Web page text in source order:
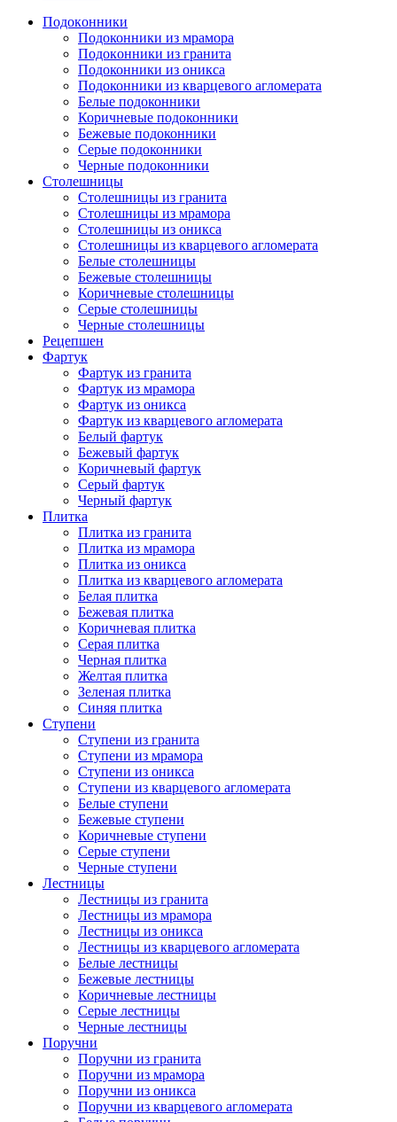
Подокoнники
Подоконники из мрамора
Подокoнники из гранита
Подоконники из оникса
Подоконники из кварцевого агломерата
Белые подоконники
Коричневые подоконники
Бежевые подоконники
Серые подоконники
Черные подоконники
Столешницы
Столешницы из гранита
Столешницы из мрамора
Столешницы из оникса
Столешницы из кварцевого агломерата
Белые столешницы
Бежевые столешницы
Коричневые столешницы
Серые столешницы
Черные столешницы
Рецепшен
Фартук
Фартук из гранита
Фартук из мрамора
Фартук из оникса
Фартук из кварцевого агломерата
Белый фартук
Бежевый фартук
Коричневый фартук
Серый фартук
Черный фартук
Плитка
Плитка из гранита
Плитка из мрамора
Плитка из оникса
Плитка из кварцевого агломерата
Белая плитка
Бежевая плитка
Коричневая плитка
Серая плитка
Черная плитка
Желтая плитка
Зеленая плитка
Синяя плитка
Ступени
Ступени из гранита
Ступени из мрамора
Ступени из оникса
Ступени из кварцевого агломерата
Белые ступени
Бежевые ступени
Коричневые ступени
Серые ступени
Черные ступени
Лестницы
Лестницы из гранита
Лестницы из мрамора
Лестницы из оникса
Лестницы из кварцевого агломерата
Белые лестницы
Бежевые лестницы
Коричневые лестницы
Серые лестницы
Черные лестницы
Поручни
Поручни из гранита
Поручни из мрамора
Поручни из оникса
Поручни из кварцевого агломерата